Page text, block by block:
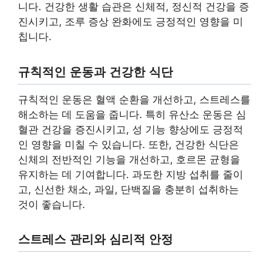
니다. 건강한 생활 습관은 신체적, 정신적 건강을 증
진시키고, 조루 증상 완화에도 긍정적인 영향을 미
칩니다.
규칙적인 운동과 건강한 식단
규칙적인 운동은 혈액 순환을 개선하고, 스트레스를
해소하는 데 도움을 줍니다. 특히 유산소 운동은 심
혈관 건강을 증진시키고, 성 기능 향상에도 긍정적
인 영향을 미칠 수 있습니다. 또한, 건강한 식단은
신체의 전반적인 기능을 개선하고, 호르몬 균형을
유지하는 데 기여합니다. 과도한 지방 섭취를 줄이
고, 신선한 채소, 과일, 단백질을 충분히 섭취하는
것이 좋습니다.
스트레스 관리와 심리적 안정